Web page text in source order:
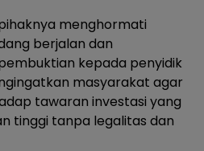
menghormati
berjalan dan
kepada penyidik
masyarakat agar
tawaran investasi yang
tinggi tanpa legalitas dan